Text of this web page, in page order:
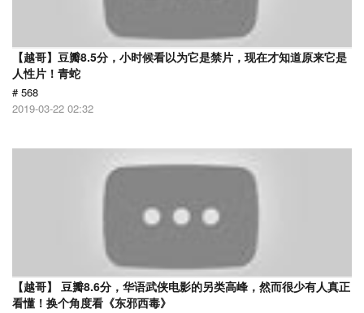
【越哥】豆瓣8.5分，小时候看以为它是禁片，现在才知道原来它是
人性片！青蛇
# 568
2019-03-22 02:32
【越哥】 豆瓣8.6分，华语武侠电影的另类高峰，然而很少有人真正
看懂！换个角度看《东邪西毒》